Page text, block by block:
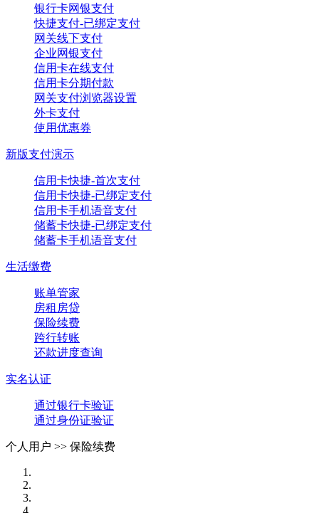
银行卡网银支付
快捷支付-已绑定支付
网关线下支付
企业网银支付
信用卡在线支付
信用卡分期付款
网关支付浏览器设置
外卡支付
使用优惠券
新版支付演示
信用卡快捷-首次支付
信用卡快捷-已绑定支付
信用卡手机语音支付
储蓄卡快捷-已绑定支付
储蓄卡手机语音支付
生活缴费
账单管家
房租房贷
保险续费
跨行转账
还款进度查询
实名认证
通过银行卡验证
通过身份证验证
个人用户 >> 保险续费